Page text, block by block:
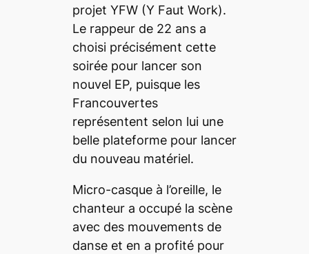
projet YFW (Y Faut Work).
Le rappeur de 22 ans a
choisi précisément cette
soirée pour lancer son
nouvel EP, puisque les
Francouvertes
représentent selon lui une
belle plateforme pour lancer
du nouveau matériel.
Micro-casque à l’oreille, le
chanteur a occupé la scène
avec des mouvements de
danse et en a profité pour